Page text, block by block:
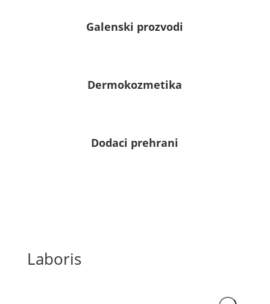
Galenski prozvodi
Dermokozmetika
Dodaci prehrani
Laboris